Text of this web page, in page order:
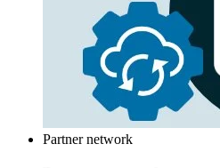
Partner network